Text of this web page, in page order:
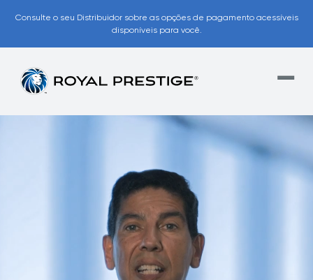
Consulte o seu Distribuidor sobre as opções de pagamento acessíveis
disponíveis para você.